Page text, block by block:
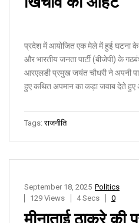
प्रदेश में आयोजित एक मेले में हुई घटना के
और भारतीय जनता पार्टी (बीजेपी) के
आरएलडी प्रमुख जयंत चौधरी ने अपनी
हुए कथित अपमान का कड़ा जवाब देते हुए
Tags:राजनीति
Politics
September 18, 2025
129 Views
4 Secs 0
मीनाताई ठाकरे की